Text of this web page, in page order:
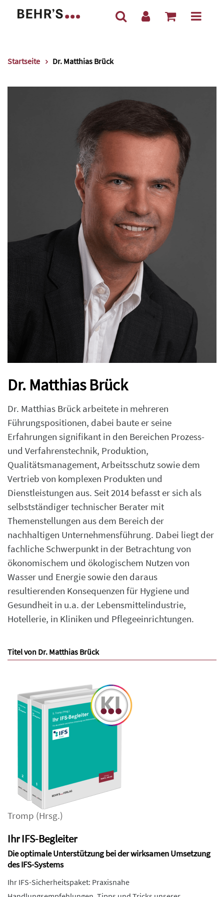
Startseite Dr. Matthias Brück
Dr. Matthias Brück
Dr. Matthias Brück arbeitete in mehreren
Führungspositionen, dabei baute er seine
Erfahrungen signifikant in den Bereichen Prozess-
und Verfahrenstechnik, Produktion,
Qualitätsmanagement, Arbeitsschutz sowie dem
Vertrieb von komplexen Produkten und
Dienstleistungen aus. Seit 2014 befasst er sich als
selbstständiger technischer Berater mit
Themenstellungen aus dem Bereich der
nachhaltigen Unternehmensführung. Dabei liegt der
fachliche Schwerpunkt in der Betrachtung von
ökonomischem und ökologischem Nutzen von
Wasser und Energie sowie den daraus
resultierenden Konsequenzen für Hygiene und
Gesundheit in u.a. der Lebensmittelindustrie,
Hotellerie, in Kliniken und Pflegeeinrichtungen.
Titel von Dr. Matthias Brück
Tromp (Hrsg.)
Ihr IFS-Begleiter
Die optimale Unterstützung bei der wirksamen Umsetzung
des IFS-Systems
Ihr IFS-Sicherheitspaket: Praxisnahe